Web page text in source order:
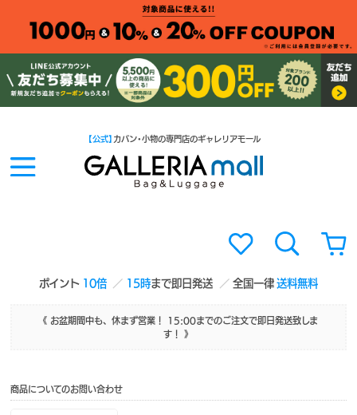
ポイント 10倍 15時まで即日発送 全国一律送料無料
【公式】 カバン・小物の専門店のギャレリアモール
《 お盆期間中も、休まず営業！ 15:00までのご注文で即日発送致しま
す！ 》
商品についてのお問い合わせ